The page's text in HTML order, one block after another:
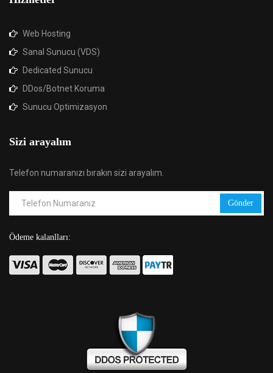
Web Hosting
Sanal Sunucu (VDS)
Dedicated Sunucu
DDos/Botnet Koruma
Sunucu Optimizasyon
Sizi arayalım
Telefon numaranızı bırakın sizi arayalım.
Gönder
Ödeme kalanlları: